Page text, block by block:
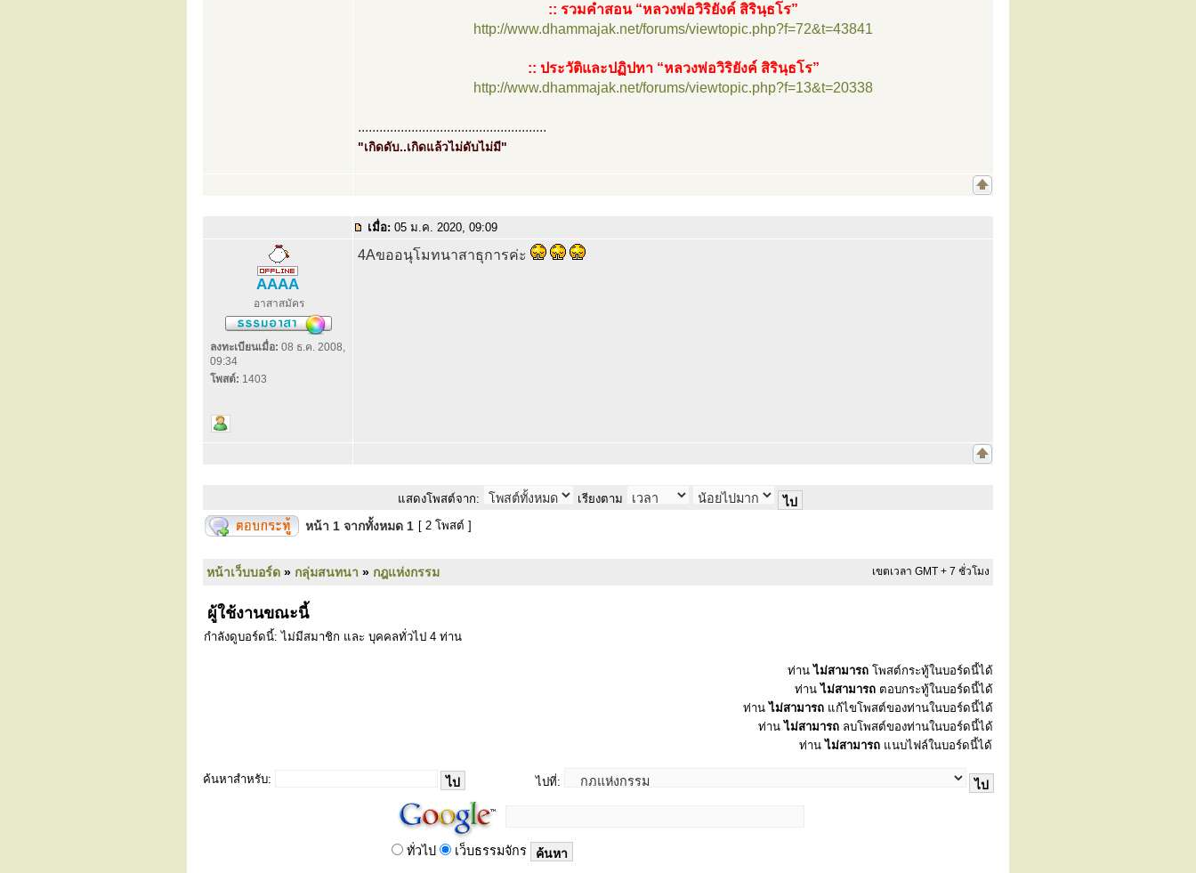
:: รวมคำสอน “หลวงพ่อวิริยังค์ สิรินฺธโร”
http://www.dhammajak.net/forums/viewtopic.php?f=72&t=43841
:: ประวัติและปฏิปทา “หลวงพ่อวิริยังค์ สิรินฺธโร”
http://www.dhammajak.net/forums/viewtopic.php?f=13&t=20338
.....................................................
"เกิดดับ..เกิดแล้วไม่ดับไม่มี"
เมื่อ: 05 ม.ค. 2020, 09:09
AAAA
อาสาสมัคร
ลงทะเบียนเมื่อ: 08 ธ.ค. 2008,
09:34
โพสต์: 1403
4Aขออนุโมทนาสาธุการค่ะ
แสดงโพสต์จาก: เรียงตาม
หน้า 1 จากทั้งหมด 1 [ 2 โพสต์ ]
หน้าเว็บบอร์ด » กลุ่มสนทนา » กฎแห่งกรรม เขตเวลา GMT + 7 ชั่วโมง
ผู้ใช้งานขณะนี้
กำลังดูบอร์ดนี้: ไม่มีสมาชิก และ บุคคลทั่วไป 4 ท่าน
ท่านไม่สามารถ โพสต์กระทู้ในบอร์ดนี้ได้
ท่านไม่สามารถ ตอบกระทู้ในบอร์ดนี้ได้
ท่านไม่สามารถ แก้ไขโพสต์ของท่านในบอร์ดนี้ได้
ท่านไม่สามารถ ลบโพสต์ของท่านในบอร์ดนี้ได้
ท่านไม่สามารถ แนบไฟล์ในบอร์ดนี้ได้
ค้นหาสำหรับ: ไปที่:
ทั่วไป เว็บธรรมจักร